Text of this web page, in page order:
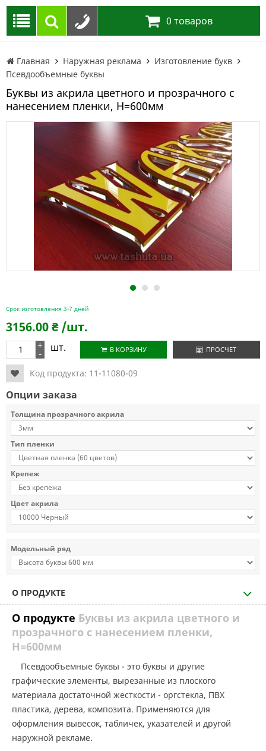
0 товаров
Главная Наружная реклама
Изготовление букв
Псевдообъемные буквы
Буквы из акрила цветного и прозрачного с
нанесением пленки, H=600мм
1 2 3
Срок изготовления 3-7 дней
3156.00₴ /шт.
+
- шт. В КОРЗИНУ ПРОСЧЕТ
Код продукта: 11-11080-09
Опции заказа
Толщина прозрачного акрила
Тип пленки
Крепеж
Цвет акрила
Модельный ряд
О ПРОДУКТЕ
О продукте Буквы из акрила цветного и
прозрачного с нанесением пленки,
H=600мм
Псевдообъемные буквы - это буквы и другие
графические элементы, вырезанные из плоского
материала достаточной жесткости - оргстекла, ПВХ
пластика, дерева, композита. Применяются для
оформления вывесок, табличек, указателей и другой
наружной рекламе.